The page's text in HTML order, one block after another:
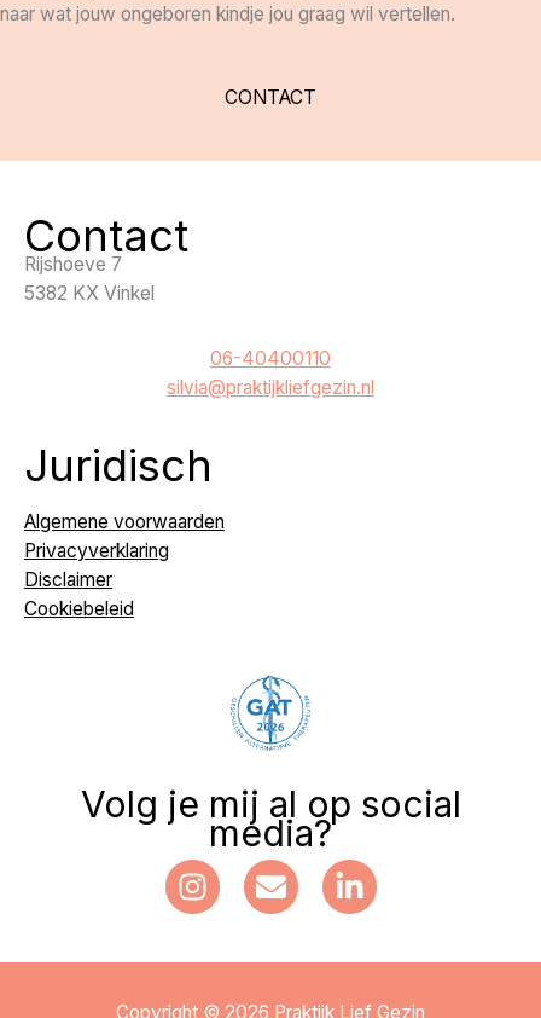
naar wat jouw ongeboren kindje jou graag wil vertellen.
CONTACT
Contact
Rijshoeve 7
5382 KX Vinkel
06-40400110
silvia@praktijkliefgezin.nl
Juridisch
Algemene voorwaarden
Privacyverklaring
Disclaimer
Cookiebeleid
Volg je mij al op social
media?
Copyright © 2026 Praktijk Lief Gezin